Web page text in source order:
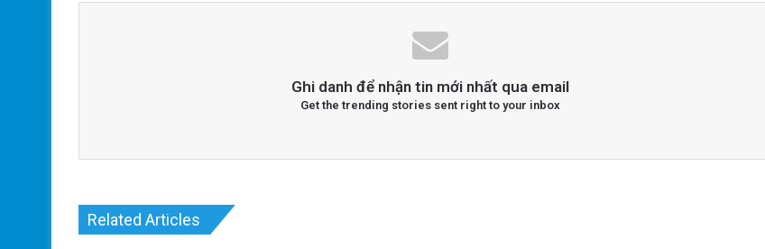
Ghi danh để nhận tin mới nhất qua email
Get the trending stories sent right to your inbox
Related Articles